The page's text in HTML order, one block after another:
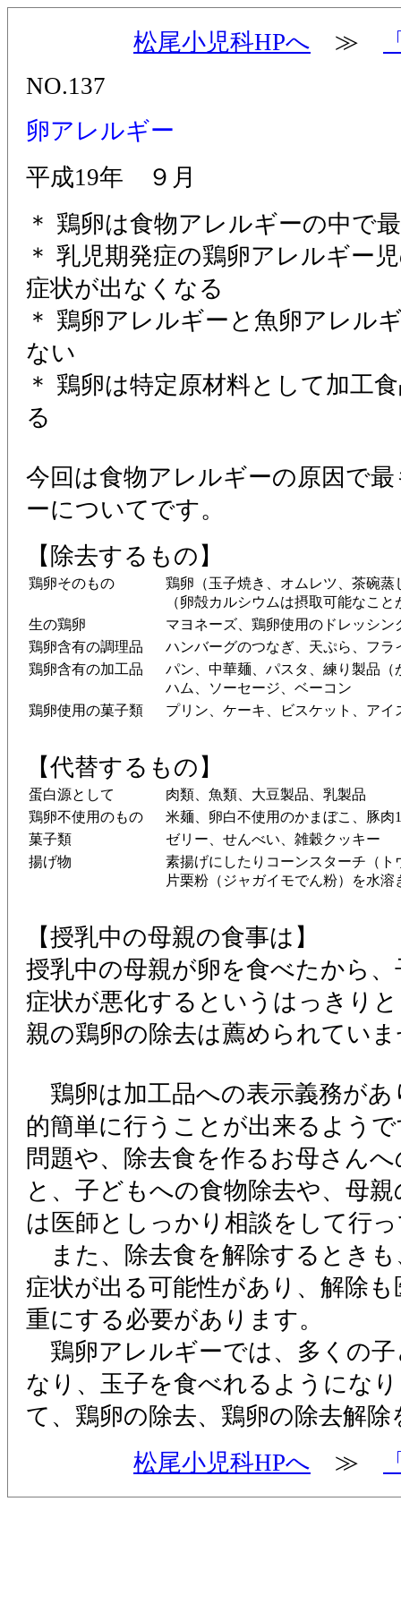
松尾小児科HPへ ≫
NO.137
卵アレルギー
平成19年 ９月
＊ 鶏卵は食物アレルギーの中で
＊ 乳児期発症の鶏卵アレルギー
症状が出なくなる
＊ 鶏卵アレルギーと魚卵アレル
ない
＊ 鶏卵は特定原材料として加工
る
今回は食物アレルギーの原因で
ーについてです。
【除去するもの】
鶏卵そのもの
鶏卵（玉子焼き、オムレツ、茶碗蒸
（卵殻カルシウムは摂取可能なこと
生の鶏卵
マヨネーズ、鶏卵使用のドレッシン
鶏卵含有の調理品
ハンバーグのつなぎ、天ぷら、フラ
鶏卵含有の加工品
パン、中華麺、パスタ、練り製品（
ハム、ソーセージ、ベーコン
鶏卵使用の菓子類
プリン、ケーキ、ビスケット、アイ
【代替するもの】
蛋白源として
肉類、魚類、大豆製品、乳製品
鶏卵不使用のもの
米麺、卵白不使用のかまぼこ、豚肉
菓子類
ゼリー、せんべい、雑穀クッキー
揚げ物
素揚げにしたりコーンスターチ（ト
片栗粉（ジャガイモでん粉）を水
【授乳中の母親の食事は】
授乳中の母親が卵を食べたから
症状が悪化するというはっきり
親の鶏卵の除去は薦められてい
鶏卵は加工品への表示義務があ
的簡単に行うことが出来るよう
問題や、除去食を作るお母さん
と、子どもへの食物除去や、母
は医師としっかり相談をして行
また、除去食を解除するとき
症状が出る可能性があり、解除
重にする必要があります。
鶏卵アレルギーでは、多くの
なり、玉子を食べれるようにな
て、鶏卵の除去、鶏卵の除去解
松尾小児科HPへ ≫